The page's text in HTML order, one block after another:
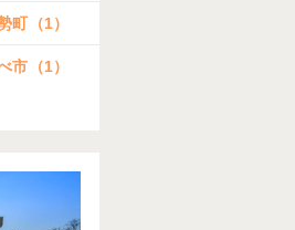
町（1）
市（1）